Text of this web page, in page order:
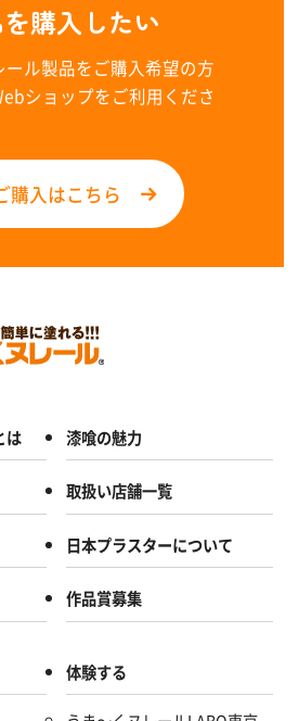
購入したい
ル製品をご購入希望の方
ショップをご利用くださ
購入はこちら
は 漆喰の魅力
取扱い店舗一覧
日本プラスターについて
作品賞募集
体験する